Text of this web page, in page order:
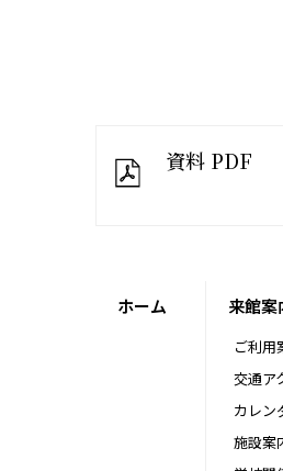
資料 PDF
ホーム 来館案
ご利用
交通ア
カレン
施設案